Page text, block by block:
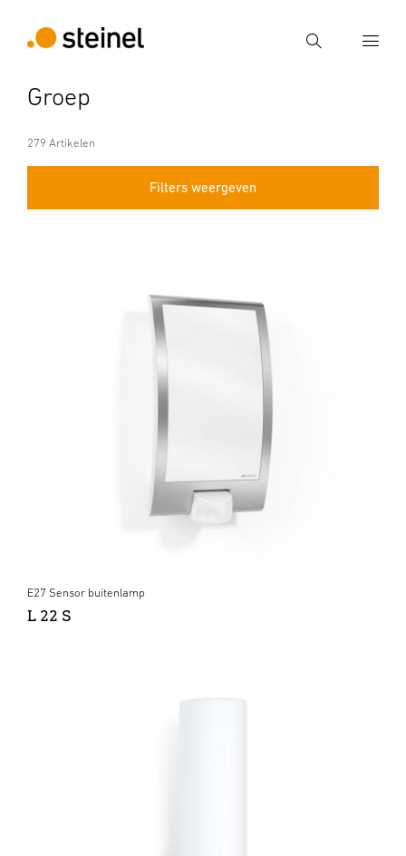
Zoek
Groep
279 Artikelen
Filters weergeven
E27 Sensor buitenlamp
L 22 S